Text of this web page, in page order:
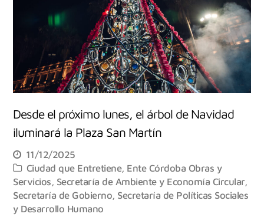
Desde el próximo lunes, el árbol de Navidad
iluminará la Plaza San Martín
11/12/2025
Ciudad que Entretiene, Ente Córdoba Obras y
Servicios, Secretaría de Ambiente y Economía Circular,
Secretaría de Gobierno, Secretaría de Políticas Sociales
y Desarrollo Humano